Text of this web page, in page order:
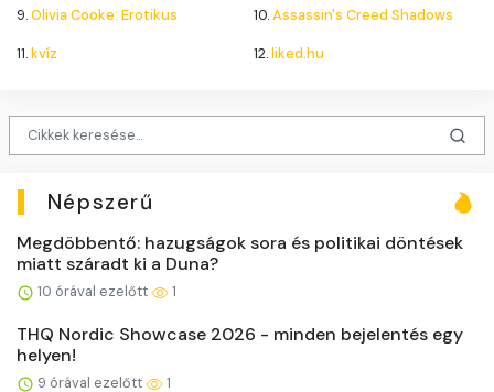
9.Olivia Cooke: Erotikus 10.Assassin's Creed Shadows
11.kvíz 12.liked.hu
Népszerű
Megdöbbentő: hazugságok sora és politikai döntések
miatt száradt ki a Duna?
10 órával ezelőtt 1
THQ Nordic Showcase 2026 - minden bejelentés egy
helyen!
9 órával ezelőtt 1